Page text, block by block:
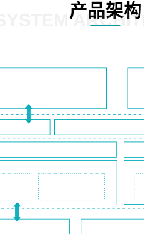
产品架构
SYSTEM